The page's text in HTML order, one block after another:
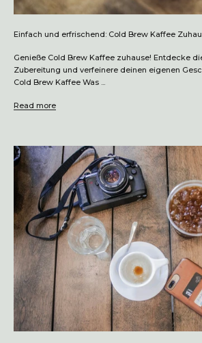
Einfach und erfrischend: Cold Brew Kaffee
Genieße Cold Brew Kaffee zuhause! Entdecke
Zubereitung und verfeinere deinen eigenen
Cold Brew Kaffee Was ...
Read more